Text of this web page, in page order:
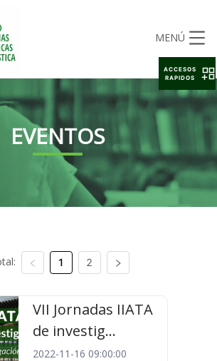
MENÚ
EVENTOS
1 2
VII Jornadas IIATA
de investig...
2022-11-16 09:00:00
ACCESOS
RAPIDOS